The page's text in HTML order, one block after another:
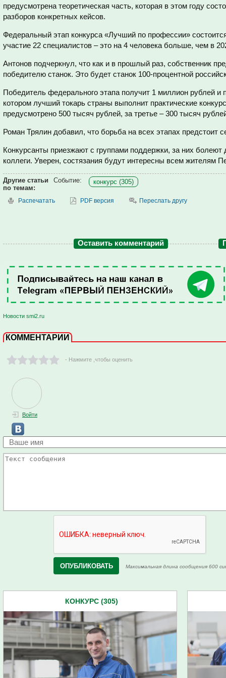
предусмотрена теоретическая часть, которая в этом году
разборов конкретных кейсов.
Федеральный этап конкурса «Лучший по профессии»
участие 22 специалистов – это на 4 человека больше, чем в
Антонов подчеркнул, что как и в прошлый раз, собственник
победителю станок. Это будет станок 100-процентной
Победитель федерального этапа получит 1 миллион рублей и
котором лучший токарь страны выполнит практические
предусмотрено 500 тысяч рублей, за третье – 300 тысяч
Роман Трялин добавил, что борьба на всех этапах предстоит
Конкурсанты приезжают с группами поддержки, за них болеют
коллеги. Уверен, состязания будут интересны всем жителям
Другие статьи
по темам:
Событие: конкурс (305)
Распечатать PDF версия Переслать другу
Оставить комментарий
Новости smi2.ru
КОММЕНТАРИИ
- Нажмите ,чтобы оценить
Войти
Максимальная длина сообщения 600
КОНКУРС (305)